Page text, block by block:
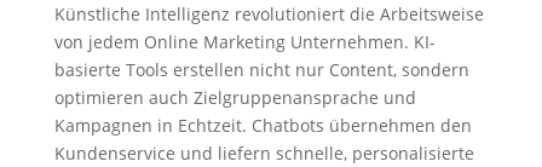
Künstliche Intelligenz revolutioniert die Arbeitsweise
von jedem Online Marketing Unternehmen. KI-
basierte Tools erstellen nicht nur Content, sondern
optimieren auch Zielgruppenansprache und
Kampagnen in Echtzeit. Chatbots übernehmen den
Kundenservice und liefern schnelle, personalisierte